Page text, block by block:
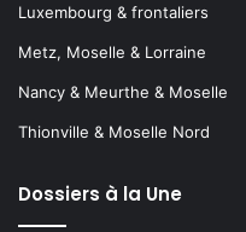
Luxembourg & frontaliers
Metz, Moselle & Lorraine
Nancy & Meurthe & Moselle
Thionville & Moselle Nord
Dossiers à la Une